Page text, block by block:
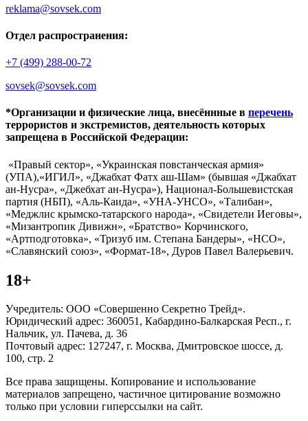
reklama@sovsek.com
Отдел распространения:
+7 (499) 288-00-72
sovsek@sovsek.com
*Организации и физические лица, внесённные в перечень
террористов и экстремистов, деятельность которых
запрещена в Российской Федерации:
«Правый сектор», «Украинская повстанческая армия»
(УПА),«ИГИЛ», «Джабхат Фатх аш-Шам» (бывшая «Джабхат
ан-Нусра», «Джебхат ан-Нусра»), Национал-Большевистская
партия (НБП), «Аль-Каида», «УНА-УНСО», «Талибан»,
«Меджлис крымско-татарского народа», «Свидетели Иеговы»,
«Мизантропик Дивижн», «Братство» Корчинского,
«Артподготовка», «Тризуб им. Степана Бандеры», «НСО»,
«Славянский союз», «Формат-18», Дуров Павел Валерьевич.
18+
Учредитель: ООО «Совершенно Секретно Трейд».
Юридический адрес: 360051, Кабардино-Балкарская Респ., г.
Нальчик, ул. Пачева, д. 36
Почтовый адрес: 127247, г. Москва, Дмитровское шоссе, д.
100, стр. 2
Все права защищены. Копирование и использование
материалов запрещено, частичное цитирование возможно
только при условии гиперссылки на сайт.